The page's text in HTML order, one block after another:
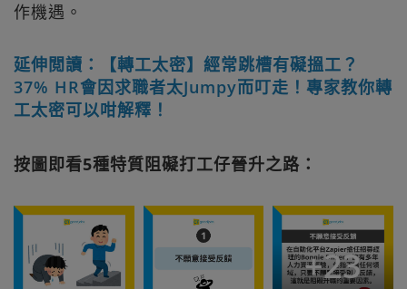
作機遇。
延伸閲讀：【轉工太密】經常跳槽有礙搵工？
37% HR會因求職者太Jumpy而叮走！專家教你轉
工太密可以咁解釋！
按圖即看5種特質阻礙打工仔晉升之路：
+23